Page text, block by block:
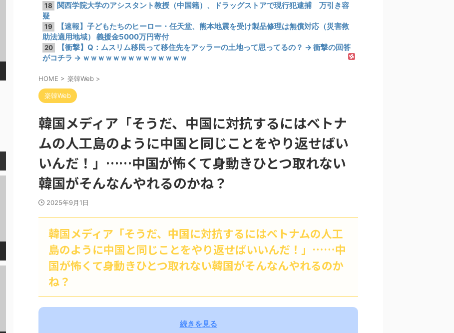
18
関西学院大学のアシスタント教授（中国籍）、ドラッグストアで現行犯逮捕 万引き容
疑
19
【速報】子どもたちのヒーロー・任天堂、熊本地震を受け製品修理は無償対応（災害救
助法適用地域） 義援金5000万円寄付
20
【衝撃】Q：ムスリム移民って移住先をアッラーの土地って思ってるの？ → 衝撃の回答
がコチラ → ｗｗｗｗｗｗｗｗｗｗｗｗｗｗ
HOME > 楽韓Web >
楽韓Web
韓国メディア「そうだ、中国に対抗するにはベトナ
ムの人工島のように中国と同じことをやり返せばい
いんだ！」……中国が怖くて身動きひとつ取れない
韓国がそんなんやれるのかね？
2025年9月1日
韓国メディア「そうだ、中国に対抗するにはベトナムの人工
島のように中国と同じことをやり返せばいいんだ！」……中
国が怖くて身動きひとつ取れない韓国がそんなんやれるのか
ね？
続きを見る